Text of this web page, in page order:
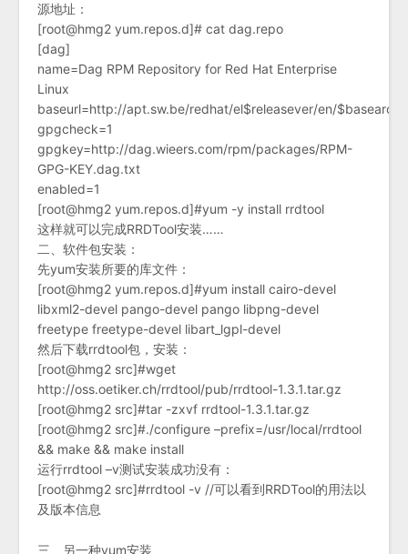
源地址：
[root@hmg2 yum.repos.d]# cat dag.repo
[dag]
name=Dag RPM Repository for Red Hat Enterprise
Linux
baseurl=http://apt.sw.be/redhat/el$releasever/en/
gpgcheck=1
gpgkey=http://dag.wieers.com/rpm/packages/RPM-
GPG-KEY.dag.txt
enabled=1
[root@hmg2 yum.repos.d]#yum -y install rrdtool
这样就可以完成RRDTool安装……
二、软件包安装：
先yum安装所要的库文件：
[root@hmg2 yum.repos.d]#yum install cairo-devel
libxml2-devel pango-devel pango libpng-devel
freetype freetype-devel libart_lgpl-devel
然后下载rrdtool包，安装：
[root@hmg2 src]#wget
http://oss.oetiker.ch/rrdtool/pub/rrdtool-1.3.1.tar.gz
[root@hmg2 src]#tar -zxvf rrdtool-1.3.1.tar.gz
[root@hmg2 src]#./configure –prefix=/usr/local/rrdtool
&& make && make install
运行rrdtool –v测试安装成功没有：
[root@hmg2 src]#rrdtool -v //可以看到RRDTool的用法以
及版本信息
三、另一种yum安装